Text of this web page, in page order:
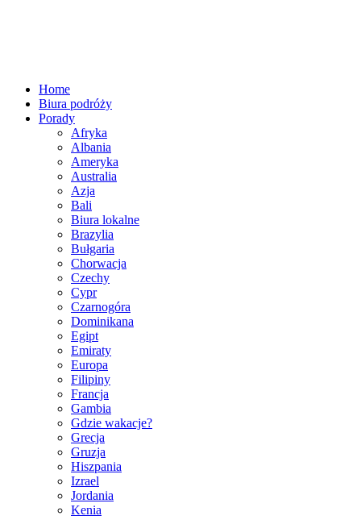
Home
Biura podróży
Porady
Afryka
Albania
Ameryka
Australia
Azja
Bali
Biura lokalne
Brazylia
Bułgaria
Chorwacja
Czechy
Cypr
Czarnogóra
Dominikana
Egipt
Emiraty
Europa
Filipiny
Francja
Gambia
Gdzie wakacje?
Grecja
Gruzja
Hiszpania
Izrael
Jordania
Kenia